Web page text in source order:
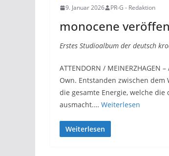
9. Januar 2026 PR-G - Redaktion
monocene
Erstes Studioalbum der deutsch
ATTENDORN /
Own. Entstanden zwischen
die gesamte Energie, welche
ausmacht.… Weiterlesen
Weiterlesen